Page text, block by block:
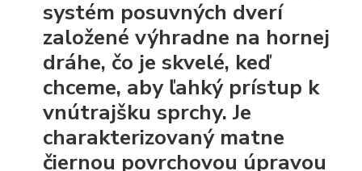
systém posuvných dverí
založené výhradne na hornej
dráhe, čo je skvelé, keď
chceme, aby ľahký prístup k
vnútrajšku sprchy. Je
charakterizovaný matne
čiernou povrchovou úpravou